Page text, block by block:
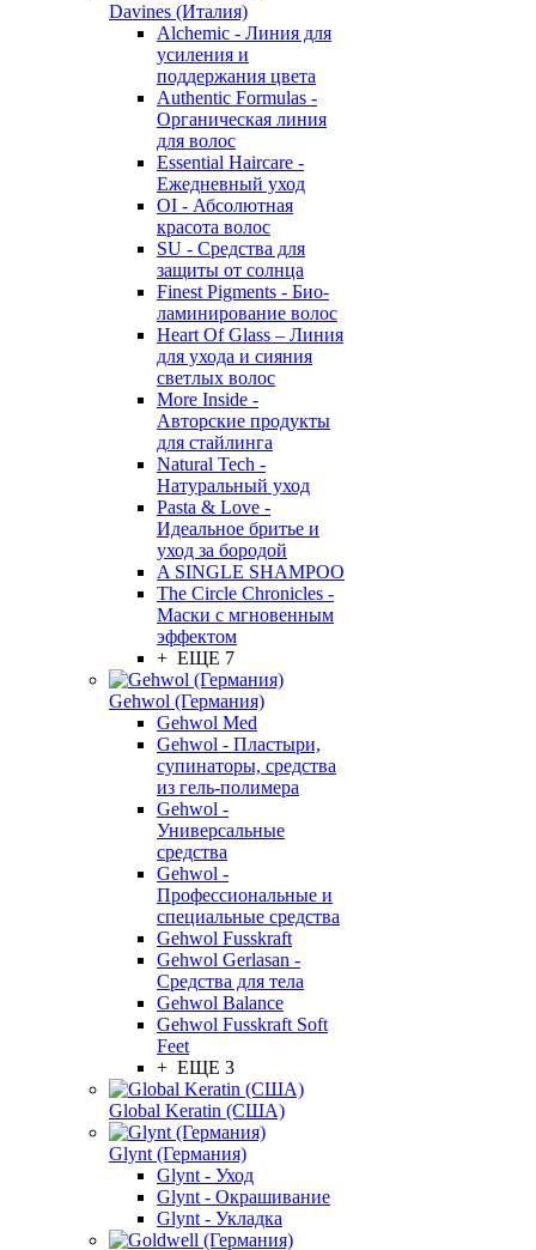
Davines (Италия)
Alchemic - Линия для
усиления и
поддержания цвета
Authentic Formulas -
Органическая линия
для волос
Essential Haircare -
Eжедневный уход
OI - Абсолютная
красота волос
SU - Средства для
защиты от солнца
Finest Pigments - Био-
ламинирование волос
Heart Of Glass – Линия
для ухода и сияния
светлых волос
More Inside -
Авторские продукты
для стайлинга
Natural Tech -
Натуральный уход
Pasta & Love -
Идеальное бритье и
уход за бородой
A SINGLE SHAMPOO
The Circle Chronicles -
Маски с мгновенным
эффектом
+ ЕЩЕ 7
Gehwol (Германия)
Gehwol Med
Gehwol - Пластыри,
супинаторы, средства
из гель-полимера
Gehwol -
Универсальные
средства
Gehwol -
Профессиональные и
специальные средства
Gehwol Fusskraft
Gehwol Gerlasan -
Средства для тела
Gehwol Balance
Gehwol Fusskraft Soft
Feet
+ ЕЩЕ 3
Global Keratin (США)
Glynt (Германия)
Glynt - Уход
Glynt - Окрашивание
Glynt - Укладка